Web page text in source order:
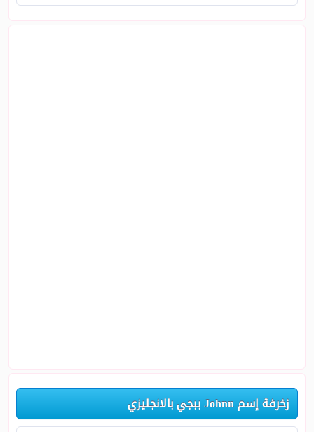
زخرفة إسم Johnn ببجي بالانجليزي